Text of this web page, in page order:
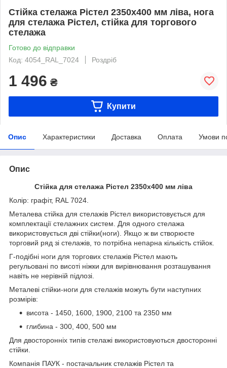
Стійка стелажа Рістел 2350х400 мм ліва, нога
для стелажа Рістел, стійка для торгового
стелажа
Готово до відправки
Код: 4054_RAL_7024
Роздріб
1 496 ₴
Купити
Опис Характеристики Доставка Оплата Умови
Опис
Стійка для стелажа Рістел 2350х400 мм ліва
Колір: графіт, RAL 7024.
Металева стійка для стелажів Рістел використовується для
комплектації стелажних систем. Для одного стелажа
використовується дві стійки(ноги). Якщо ж ви створюєте
торговий ряд зі стелажів, то потрібна непарна кількість стійок.
Г-подібні ноги для торгових стелажів Рістел мають
регульовані по висоті ніжки для вирівнювання розташування
навіть не нерівній підлозі.
Металеві стійки-ноги для стелажів можуть бути наступних
розмірів:
висота - 1450, 1600, 1900, 2100 та 2350 мм
глибина - 300, 400, 500 мм
Для двосторонніх типів стелажі використовуються двосторонні
стійки.
Компанія ПАУК - постачальник стелажів Рістел та